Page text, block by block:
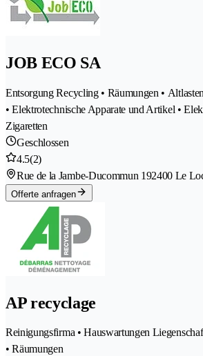
JOB ECO SA
Entsorgung Recycling • Räumungen •
• Elektrotechnische Apparate und Artikel •
Zigaretten
Geschlossen
4.5(2)
Rue de la Jambe-Ducommun 192400 Le
Offerte anfragen
AP recyclage
Reinigungsfirma • Hauswartungen
• Räumungen